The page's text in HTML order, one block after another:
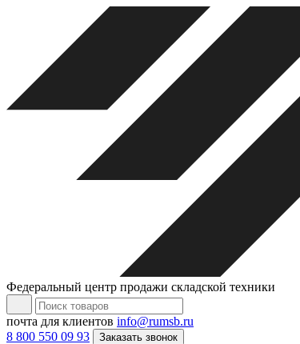
Федеральный центр продажи складской техники
почта для клиентов info@rumsb.ru
8 800 550 09 93
Заказать звонок